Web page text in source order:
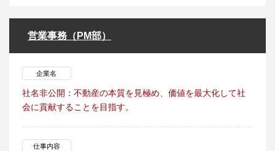
営業事務（PM部）
企業名
社名非公開：不動産の本質を見極め、価値を最大化して社
会に貢献することを目指す。
仕事内容